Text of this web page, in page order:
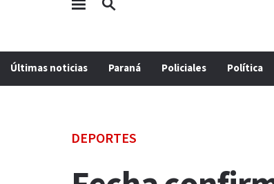
Últimas noticias Paraná Policiales Política
DEPORTES